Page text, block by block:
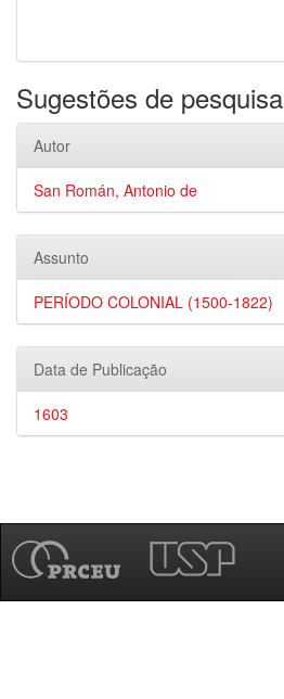
Sugestões de pesquisa
Autor
San Román, Antonio de
Assunto
PERÍODO COLONIAL (1500-1822)
Data de Publicação
1603